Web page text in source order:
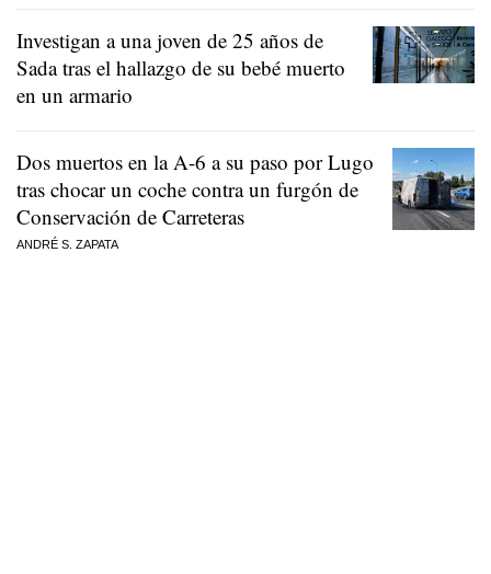
Investigan a una joven de 25 años de
Sada tras el hallazgo de su bebé muerto
en un armario
Dos muertos en la A-6 a su paso por Lugo
tras chocar un coche contra un furgón de
Conservación de Carreteras
ANDRÉ S. ZAPATA